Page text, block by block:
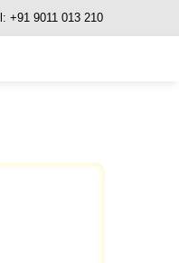
+91 9011 013 210